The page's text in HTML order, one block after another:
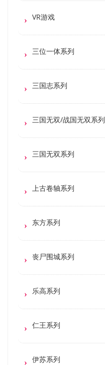
VR游戏
三位一体系列
三国志系列
三国无双/战国无双系列
三国无双系列
上古卷轴系列
东方系列
丧尸围城系列
乐高系列
仁王系列
伊苏系列